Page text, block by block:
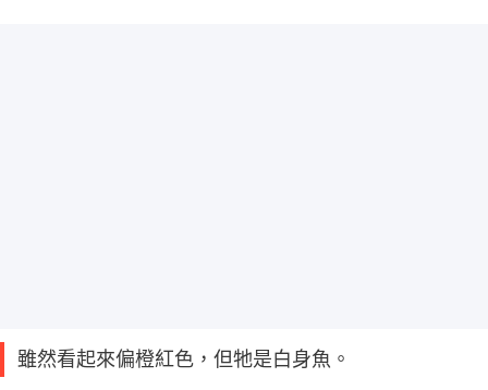
雖然看起來偏橙紅色，但牠是白身魚。